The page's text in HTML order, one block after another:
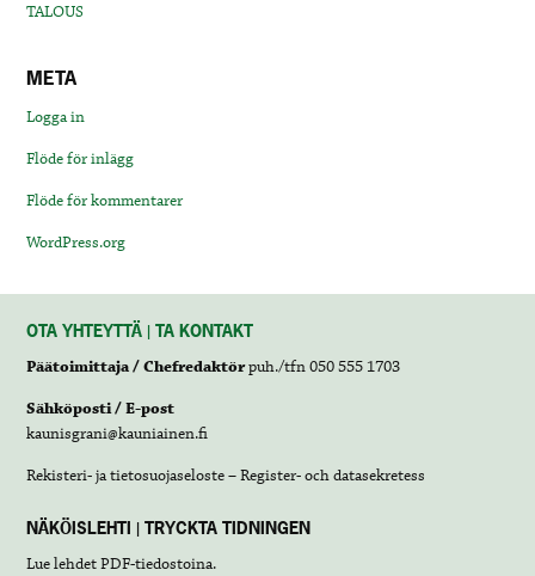
TALOUS
META
Logga in
Flöde för inlägg
Flöde för kommentarer
WordPress.org
OTA YHTEYTTÄ | TA KONTAKT
Päätoimittaja / Chefredaktörpuh./tfn 050 555 1703
Sähköposti / E-post
kaunisgrani@kauniainen.fi
Rekisteri- ja tietosuojaseloste – Register- och datasekretess
NÄKÖISLEHTI | TRYCKTA TIDNINGEN
Lue lehdetPDF-tiedostoina.